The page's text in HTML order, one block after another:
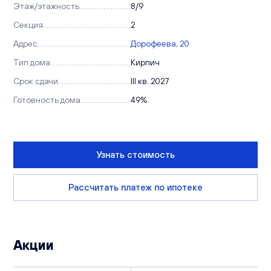
Этаж/этажность
8/9
Секция
2
Адрес
Дорофеева, 20
Тип дома
Кирпич
Срок сдачи
III кв. 2027
Готовность дома
49%
Узнать стоимость
Рассчитать платеж по ипотеке
Акции